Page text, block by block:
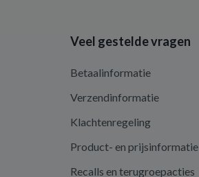
Veel gestelde vragen
Betaalinformatie
Verzendinformatie
Klachtenregeling
Product- en prijsinformatie
Recalls en terugroepacties